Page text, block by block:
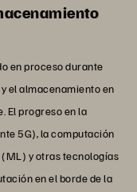
en proceso durante
el almacenamiento en
El progreso en la
5G), la computación
(ML) y otras tecnologías
en el borde de la